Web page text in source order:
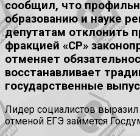
сообщил, что
образованию и науке
депутатам отклонить
фракцией «СР»
отменяет
восстанавливает
государственные
Лидер социалистов выразил
отменой ЕГЭ займется